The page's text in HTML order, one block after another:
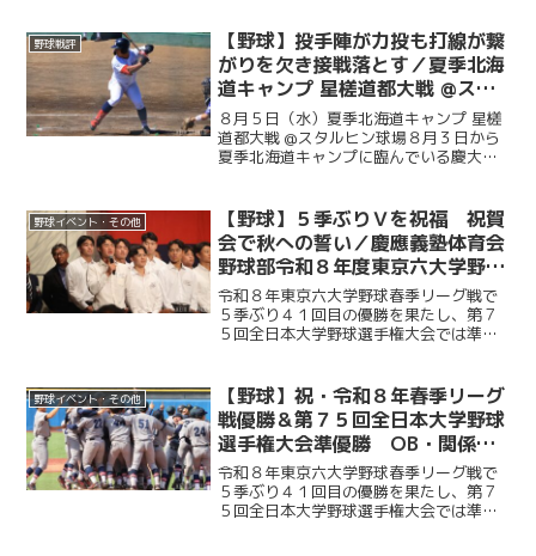
ティアリーグの選抜チームと試合を行っ
た。初回に今津慶介（総４...
野球戦評
【野球】投手陣が力投も打線が繋
がりを欠き接戦落とす／夏季北海
道キャンプ 星槎道都大戦 @スタ
ルヒン球場
８月５日（水）夏季北海道キャンプ 星槎
道都大戦 @スタルヒン球場８月３日から
夏季北海道キャンプに臨んでいる慶大。
（商４・慶應）が相手打線に得点を許
し、２点を追う展開に。そ...
野球イベント・その他
【野球】５季ぶりＶを祝福 祝賀
会で秋への誓い／慶應義塾体育会
野球部令和８年度東京六大学野球
春季リーグ戦優勝 祝賀会～前編
～
令和８年東京六大学野球春季リーグ戦で
５季ぶり４１回目の優勝を果たし、第７
５回全日本大学野球選手権大会では準優
人が集まり、選手たちの健闘をたたえ
た。前編では、堀井監督の挨...
野球イベント・その他
【野球】祝・令和８年春季リーグ
戦優勝＆第７５回全日本大学野球
選手権大会準優勝 OB・関係者
からのお祝いメッセージ
令和８年東京六大学野球春季リーグ戦で
５季ぶり４１回目の優勝を果たし、第７
５回全日本大学野球選手権大会では準優